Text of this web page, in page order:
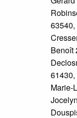
Benoît
Marie-